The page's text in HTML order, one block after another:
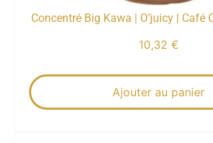
Concentré Big Kawa | O’juicy | Café
10,32 €
Ajouter au panier